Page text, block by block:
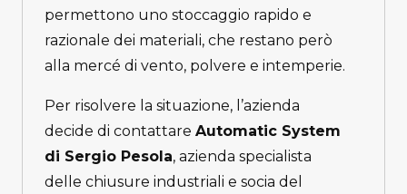
permettono uno stoccaggio rapido e
razionale dei materiali, che restano però
alla mercé di vento, polvere e intemperie.
Per risolvere la situazione, l’azienda
decide di contattare Automatic System
di Sergio Pesola, azienda specialista
delle chiusure industriali e socia del